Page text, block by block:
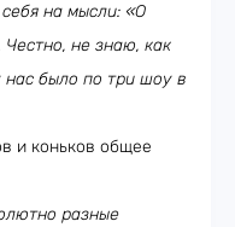
на мысли: «О
Честно, не знаю, как
было по три шоу в
и коньков общее
разные